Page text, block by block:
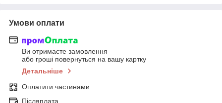
Умови оплати
Ви отримаєте замовлення
або гроші повернуться на вашу картку
Детальніше
Оплатити частинами
Післяплата